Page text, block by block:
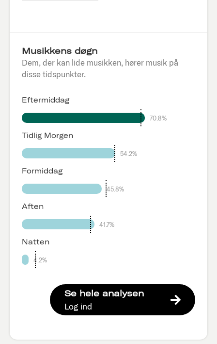
Musikkens døgn
Dem, der kan lide musikken, hører musik på
disse tidspunkter.
Eftermiddag
70.8%
Tidlig Morgen
54.2%
Formiddag
45.8%
Aften
41.7%
Natten
4.2%
Se hele analysen
Log ind